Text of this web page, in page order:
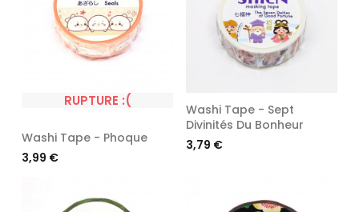
RUPTURE :(
Washi Tape - Phoque
Prix
3,99 €
Washi Tape - Sept
Divinités Du Bonheur
Prix
3,79 €